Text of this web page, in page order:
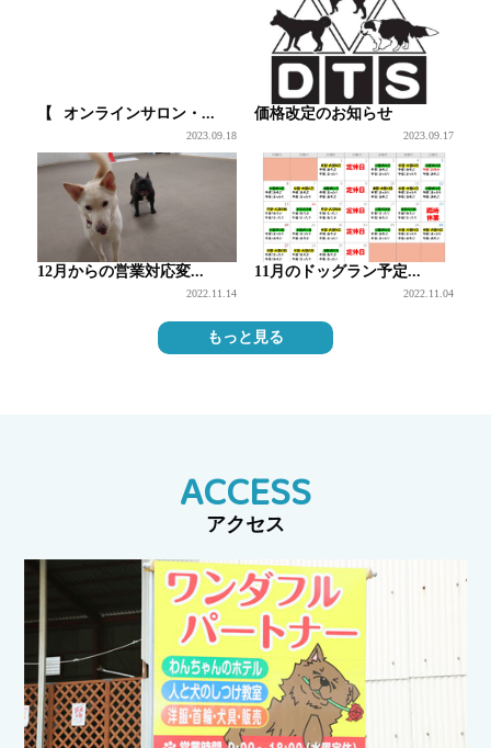
【⠀オンラインサロン・...
2023.09.18
価格改定のお知らせ
2023.09.17
12月からの営業対応変...
2022.11.14
11月のドッグラン予定...
2022.11.04
もっと見る
ACCESS
アクセス